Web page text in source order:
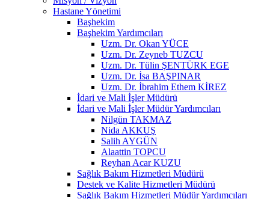
Hastane Yönetimi
Başhekim
Başhekim Yardımcıları
Uzm. Dr. Okan YÜCE
Uzm. Dr. Zeyneb TUZCU
Uzm. Dr. Tülin ŞENTÜRK EGE
Uzm. Dr. İsa BAŞPINAR
Uzm. Dr. İbrahim Ethem KİREZ
İdari ve Mali İşler Müdürü
İdari ve Mali İşler Müdür Yardımcıları
Nilgün TAKMAZ
Nida AKKUŞ
Salih AYGÜN
Alaattin TOPCU
Reyhan Acar KUZU
Sağlık Bakım Hizmetleri Müdürü
Destek ve Kalite Hizmetleri Müdürü
Sağlık Bakım Hizmetleri Müdür Yardımcıları